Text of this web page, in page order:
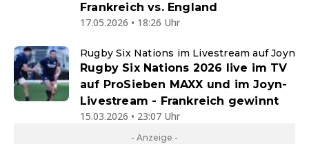
Frankreich vs. England
17.05.2026 • 18:26 Uhr
Rugby Six Nations im Livestream auf Joyn
Rugby Six Nations 2026 live im TV
auf ProSieben MAXX und im Joyn-
Livestream - Frankreich gewinnt
15.03.2026 • 23:07 Uhr
- Anzeige -